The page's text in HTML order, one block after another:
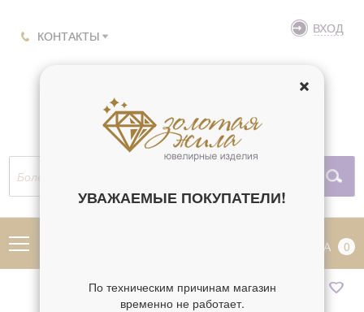
КОНТАКТЫ ВХОД
КОРЗИНА 0
УВАЖАЕМЫЕ ПОКУПАТЕЛИ!
По техническим причинам магазин
временно не работает.